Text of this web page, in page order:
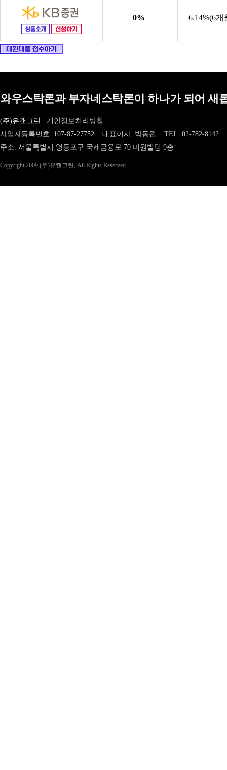
0% 6.14%(6개
와우스탁론과 부자네스탁론이 하나가 되어 새
(주)유캔그린
개인정보처리방침
사업자등록번호. 107-87-27752 대표이사. 박동원 TEL. 02-782-8142
주소. 서울특별시 영등포구 국제금융로 70 미원빌딩 9층
Copyright 2009 (주)유캔그린, All Rights Reserved